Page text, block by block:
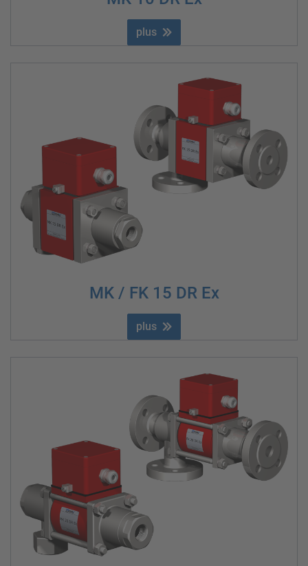
plus
MK / FK 15 DR Ex
plus